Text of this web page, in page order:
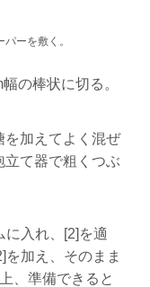
ーを敷く。
の棒状に切る。
を加えてよく混ぜ
立て器で粗くつぶ
に入れ、[2]を適
加え、そのまま
、準備できると